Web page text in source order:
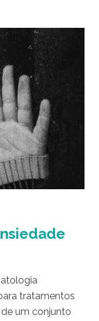
tratamentos
um conjunto